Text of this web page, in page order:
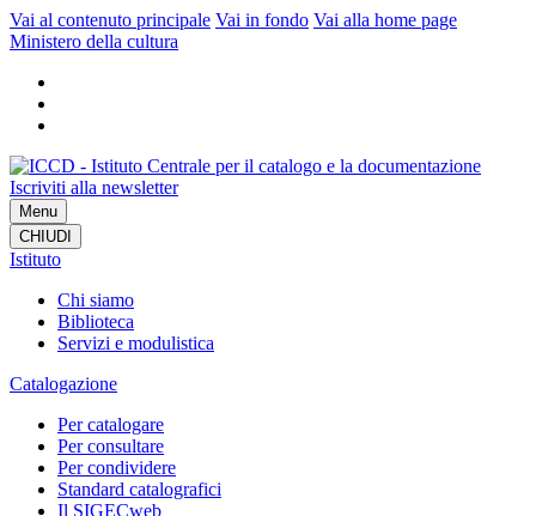
Vai al contenuto principale Vai in fondo Vai alla home page
Ministero della cultura
Iscriviti alla newsletter
Menu
CHIUDI
Istituto
Chi siamo
Biblioteca
Servizi e modulistica
Catalogazione
Per catalogare
Per consultare
Per condividere
Standard catalografici
Il SIGECweb